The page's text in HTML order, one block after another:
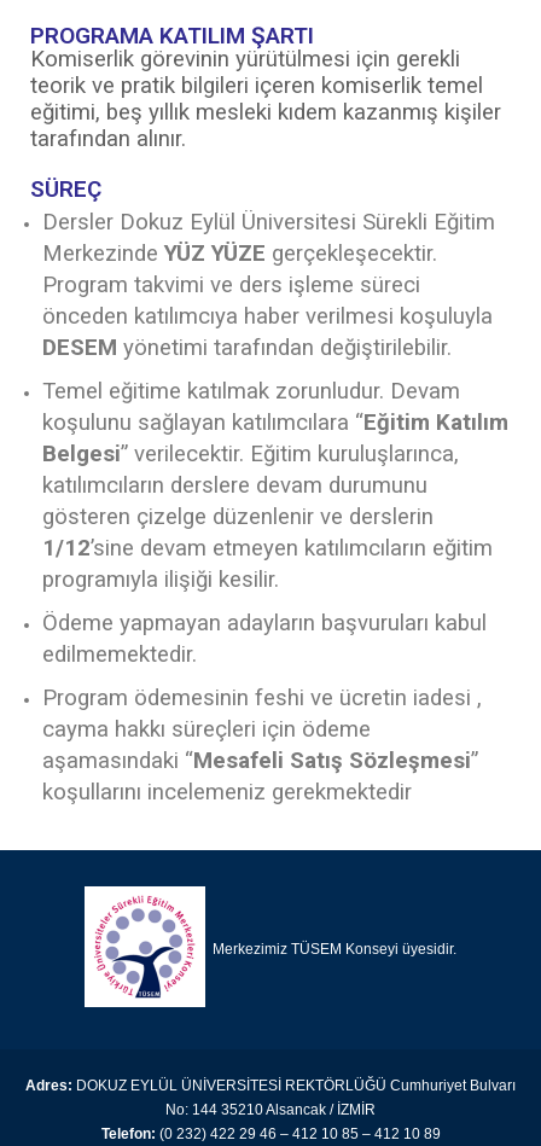
PROGRAMA KATILIM ŞARTI
Komiserlik görevinin yürütülmesi için gerekli
teorik ve pratik bilgileri içeren komiserlik temel
eğitimi, beş yıllık mesleki kıdem kazanmış kişiler
tarafından alınır.
SÜREÇ
Dersler Dokuz Eylül Üniversitesi Sürekli Eğitim
Merkezinde YÜZ YÜZE gerçekleşecektir.
Program takvimi ve ders işleme süreci
önceden katılımcıya haber verilmesi koşuluyla
DESEM yönetimi tarafından değiştirilebilir.
Temel eğitime katılmak zorunludur. Devam
koşulunu sağlayan katılımcılara “Eğitim Katılım
Belgesi” verilecektir. Eğitim kuruluşlarınca,
katılımcıların derslere devam durumunu
gösteren çizelge düzenlenir ve derslerin
1/12’sine devam etmeyen katılımcıların eğitim
programıyla ilişiği kesilir.
Ödeme yapmayan adayların başvuruları kabul
edilmemektedir.
Program ödemesinin feshi ve ücretin iadesi ,
cayma hakkı süreçleri için ödeme
aşamasındaki “Mesafeli Satış Sözleşmesi”
koşullarını incelemeniz gerekmektedir
Merkezimiz TÜSEM Konseyi üyesidir.
Adres: DOKUZ EYLÜL ÜNİVERSİTESİ REKTÖRLÜĞÜ Cumhuriyet Bulvarı
No: 144 35210 Alsancak / İZMİR
Telefon: (0 232) 422 29 46 – 412 10 85 – 412 10 89